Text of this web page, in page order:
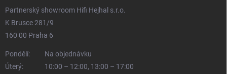
Partnerský showroom Hifi Hejhal s.r.o.
K Brusce 281/9
160 00 Praha 6
Pondělí:
Na objednávku
Úterý:
10:00 – 12:00, 13:00 – 17:00